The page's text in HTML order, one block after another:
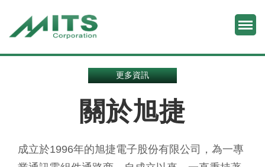
更多資訊
關於旭捷
成立於1996年的旭捷電子股份有限公司，為一專